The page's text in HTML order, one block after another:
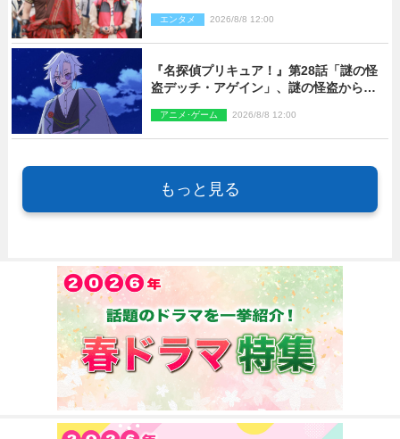
エンタメ 2026/8/8 12:00
『名探偵プリキュア！』第28話「謎の怪
盗デッチ・アゲイン」、謎の怪盗から不
アニメ･ゲーム 2026/8/8 12:00
もっと見る